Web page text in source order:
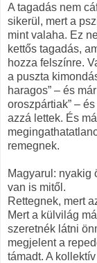
A tagadás nem
sikerül, mert a
mint valaha. Ez
kettős tagadás,
hozza felszínre.
a puszta
haragos” – és
oroszpártiak” –
azzá lettek. És
remegnek.
Magyarul: nyakig
van is mitől.
Rettegnek, mert
Mert a külvilág
szeretnék látni
megjelent a
támadt. A